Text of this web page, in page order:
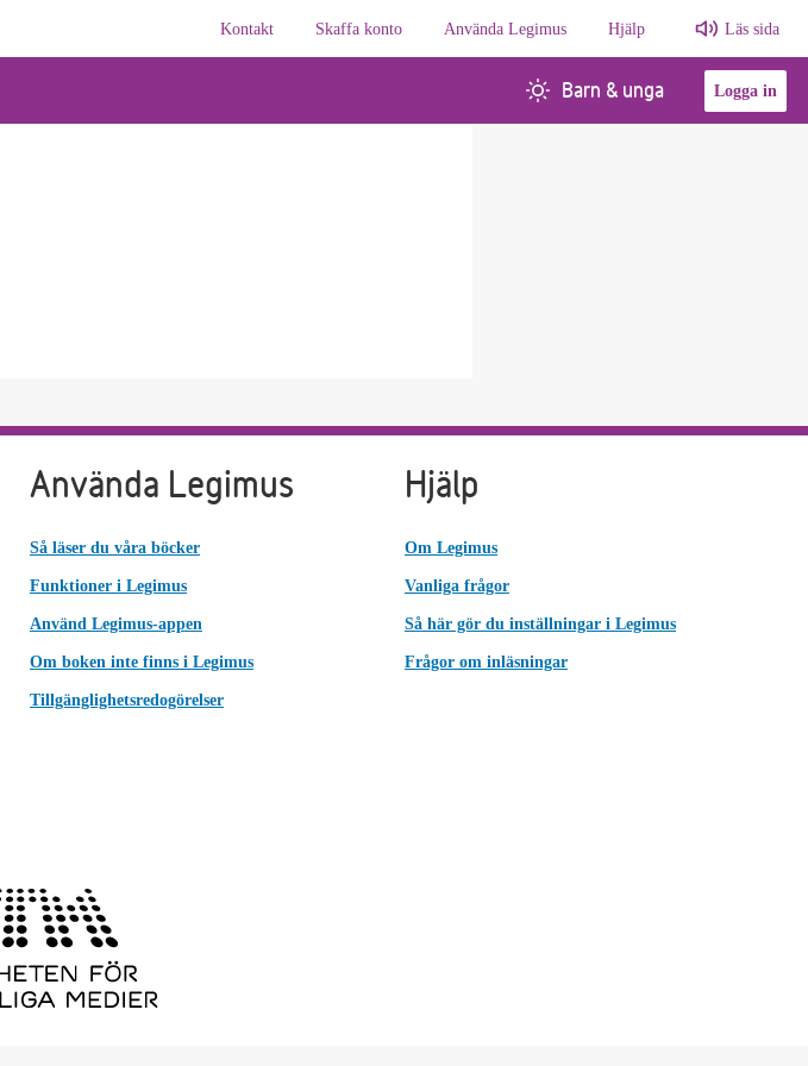
Kontakt
Skaffa konto Använda Legimus Hjälp Läs sida
Barn & unga Logga in
Använda Legimus
Så läser du våra böcker
Funktioner i Legimus
Använd Legimus-appen
Om boken inte finns i Legimus
Tillgänglighetsredogörelser
Hjälp
Om Legimus
Vanliga frågor
Så här gör du inställningar i Legimus
Frågor om inläsningar